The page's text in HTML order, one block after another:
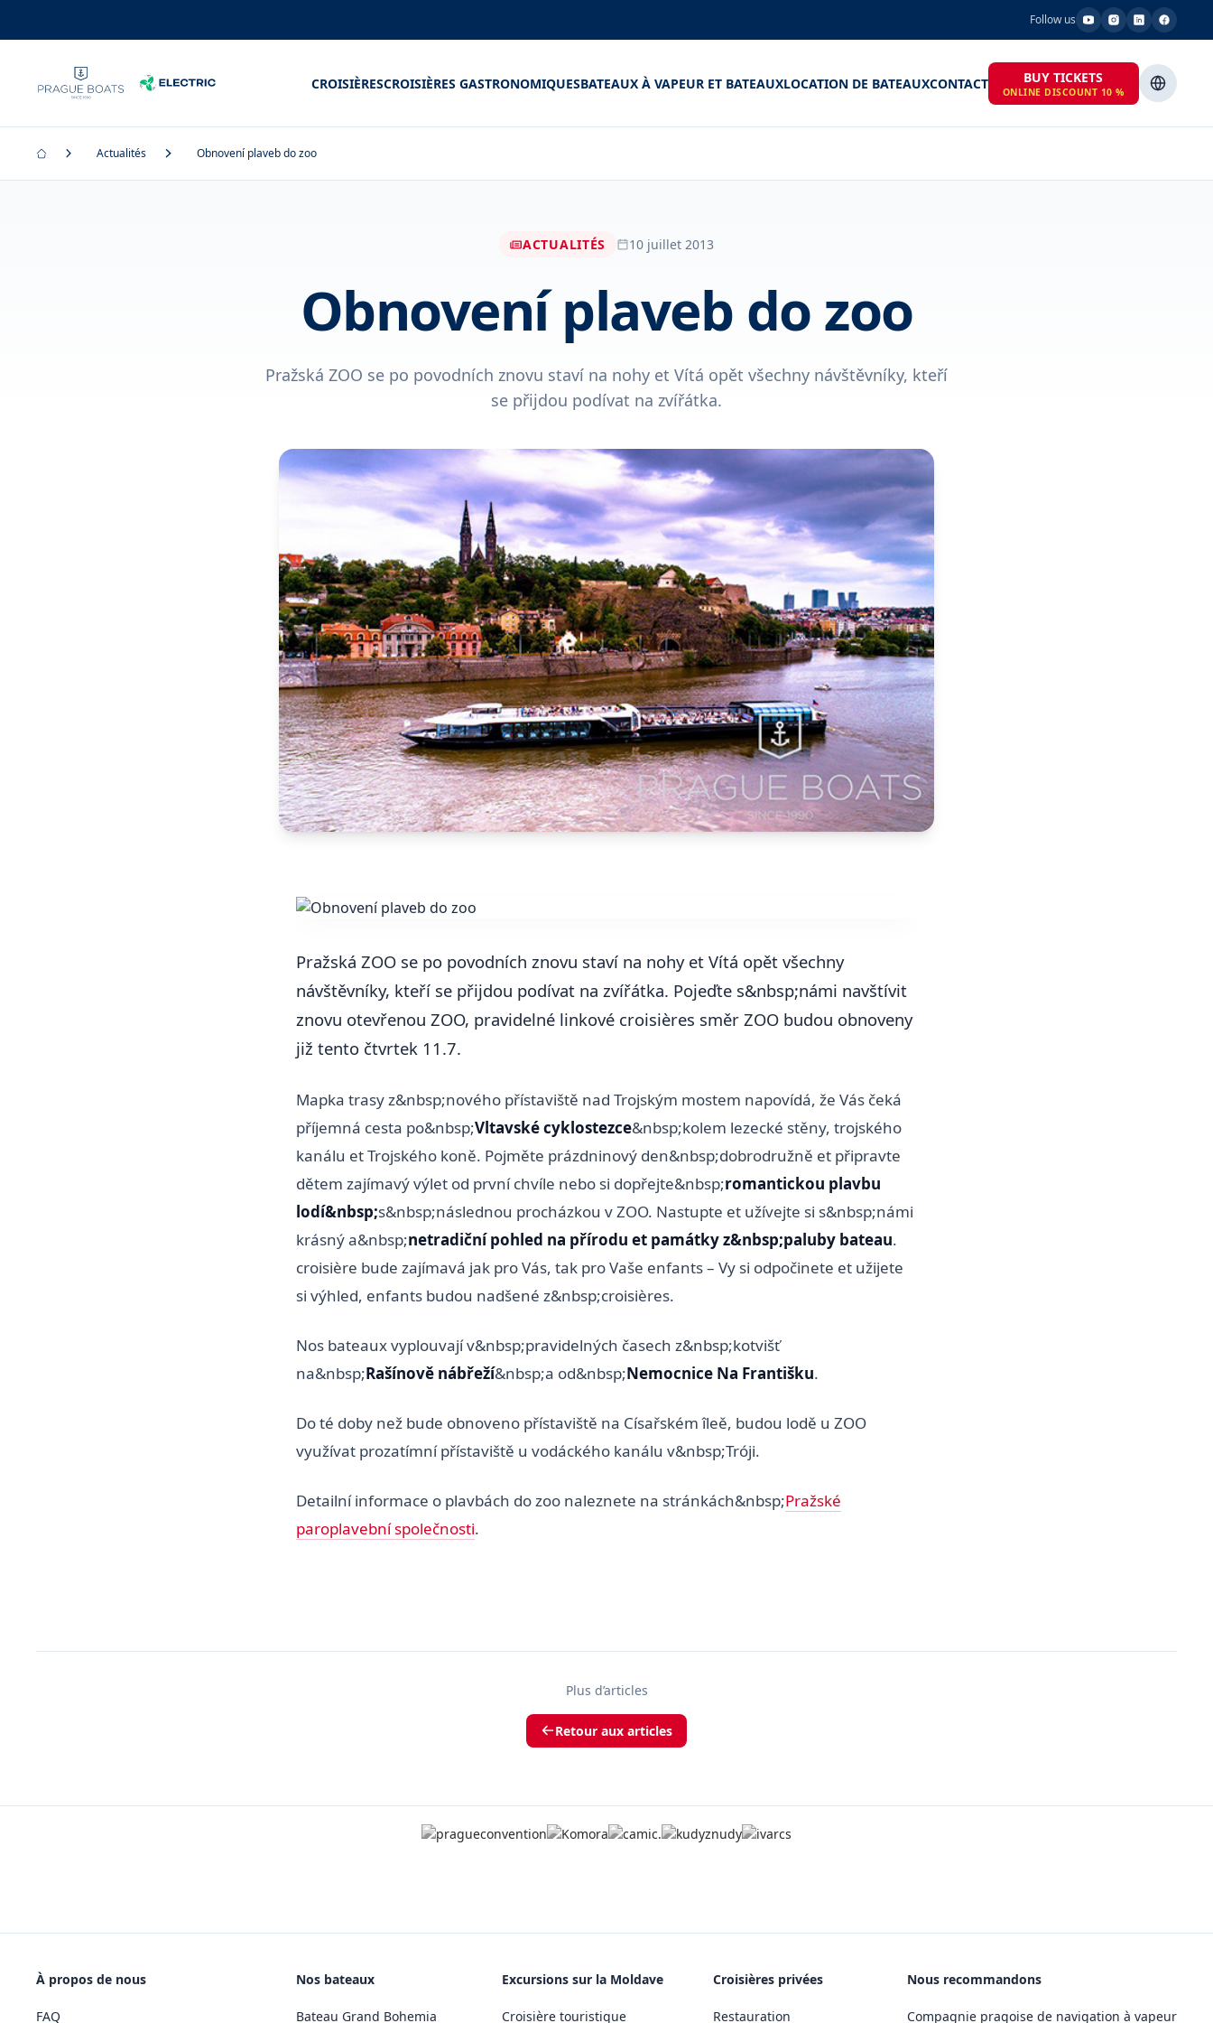
Follow us
CROISIÈRESCROISIÈRES GASTRONOMIQUESBATEAUX À VAPEUR ET BATEAUXLOCATION DE BATEAUXCONTACT BUY TICKETS
ONLINE DISCOUNT 10 %
Actualités Obnovení plaveb do zoo
ACTUALITÉS 10 juillet 2013
Obnovení plaveb do zoo
Pražská ZOO se po povodních znovu staví na nohy et Vítá opět všechny návštěvníky, kteří
se přijdou podívat na zvířátka.
Pražská ZOO se po povodních znovu staví na nohy et Vítá opět všechny
návštěvníky, kteří se přijdou podívat na zvířátka. Pojeďte s&nbsp;námi navštívit
znovu otevřenou ZOO, pravidelné linkové croisières směr ZOO budou obnoveny
již tento čtvrtek 11.7.
Mapka trasy z&nbsp;nového přístaviště nad Trojským mostem napovídá, že Vás čeká
příjemná cesta po&nbsp;Vltavské cyklostezce&nbsp;kolem lezecké stěny, trojského
kanálu et Trojského koně. Pojměte prázdninový den&nbsp;dobrodružně et připravte
dětem zajímavý výlet od první chvíle nebo si dopřejte&nbsp;romantickou plavbu
lodí&nbsp;s&nbsp;následnou procházkou v ZOO. Nastupte et užívejte si s&nbsp;námi
krásný a&nbsp;netradiční pohled na přírodu et památky z&nbsp;paluby bateau.
croisière bude zajímavá jak pro Vás, tak pro Vaše enfants – Vy si odpočinete et užijete
si výhled, enfants budou nadšené z&nbsp;croisières.
Nos bateaux vyplouvají v&nbsp;pravidelných časech z&nbsp;kotvišť
na&nbsp;Rašínově nábřeží&nbsp;a od&nbsp;Nemocnice Na Františku.
Do té doby než bude obnoveno přístaviště na Císařském îleě, budou lodě u ZOO
využívat prozatímní přístaviště u vodáckého kanálu v&nbsp;Tróji.
Detailní informace o plavbách do zoo naleznete na stránkách&nbsp;Pražské
paroplavební společnosti.
Plus d’articles
Retour aux articles
À propos de nous
FAQ
Nos bateaux
Bateau Grand Bohemia
Excursions sur la Moldave
Croisière touristique
Croisières privées
Restauration
Nous recommandons
Compagnie pragoise de navigation à vapeur